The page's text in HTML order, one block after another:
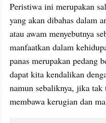
Peristiwa ini merupakan
yang akan dibahas dalam
atau awam menyebutnya
manfaatkan dalam
panas merupakan pedang
dapat kita kendalikan
namun sebaliknya, jika tak
membawa kerugian dan